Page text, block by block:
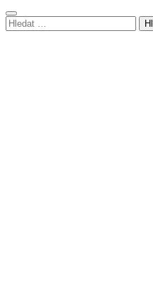
Vyhledávání